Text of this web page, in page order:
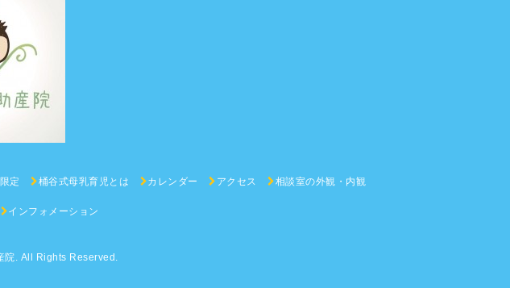
定 桶谷式母乳育児とは カレンダー アクセス 相談室の外観・内観
インフォメーション
院. All Rights Reserved.